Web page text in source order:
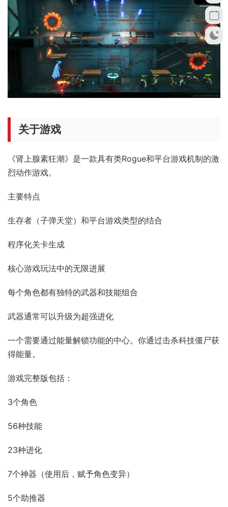
关于游戏
《肾上腺素狂潮》是一款具有类Rogue和平台游戏机制的激
烈动作游戏。
主要特点
生存者（子弹天堂）和平台游戏类型的结合
程序化关卡生成
核心游戏玩法中的无限进展
每个角色都有独特的武器和技能组合
武器通常可以升级为超强进化
一个需要通过能量解锁功能的中心。你通过击杀科技僵尸获
得能量。
游戏完整版包括：
3个角色
56种技能
23种进化
7个神器（使用后，赋予角色变异）
5个助推器